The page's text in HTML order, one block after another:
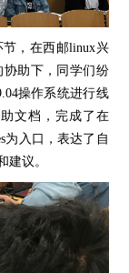
，在西邮linux兴
助下，同学们纷
操作系统进行线
文档，完成了在
为入口，表达了自
建议。